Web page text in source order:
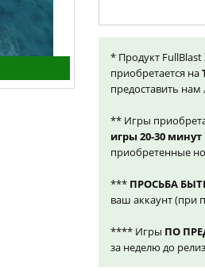
* Продукт FullBlast
приобретается на
предоставить
** Игры
игры 20-30
приобретенные
*** ПРОСЬБА
ваш аккаунт (при
**** Игры ПО
за неделю до